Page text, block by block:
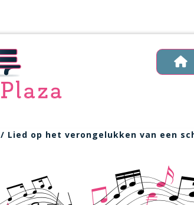
/ Lied op het verongelukken van een